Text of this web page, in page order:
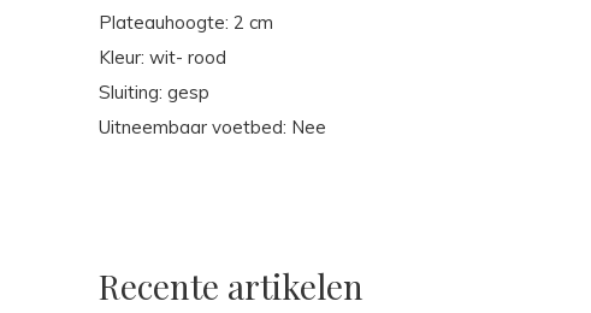
Plateauhoogte: 2 cm
Kleur: wit- rood
Sluiting: gesp
Uitneembaar voetbed: Nee
Recente artikelen